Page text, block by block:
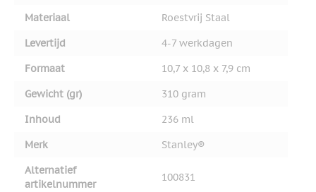
Materiaal
Roestvrij Staal
Levertijd
4-7 werkdagen
Formaat
10,7 x 10,8 x 7,9 cm
Gewicht (gr)
310 gram
Inhoud
236 ml
Merk
Stanley®
Alternatief
artikelnummer
100831